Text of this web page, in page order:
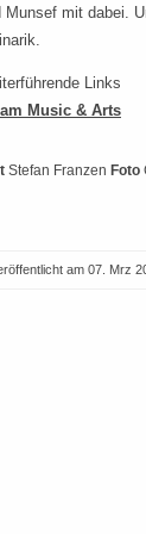
Munsef mit dabei.
Links
Music & Arts
Stefan Franzen Foto
am 07. Mrz